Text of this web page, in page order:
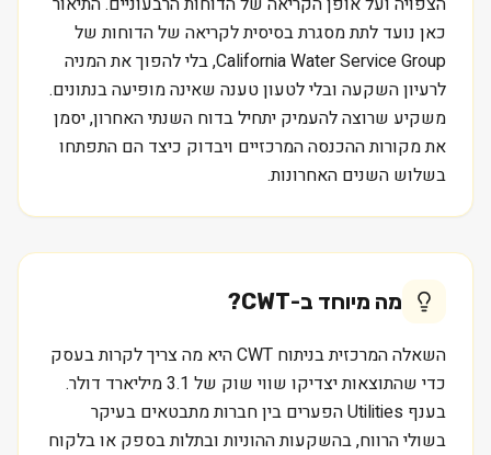
כאן נועד לתת מסגרת בסיסית לקריאה של הדוחות של
California Water Service Group, בלי להפוך את המניה
לרעיון השקעה ובלי לטעון טענה שאינה מופיעה בנתונים.
משקיע שרוצה להעמיק יתחיל בדוח השנתי האחרון, יסמן
את מקורות ההכנסה המרכזיים ויבדוק כיצד הם התפתחו
בשלוש השנים האחרונות.
מה מיוחד ב-CWT
?
השאלה המרכזית בניתוח CWT היא מה צריך לקרות בעסק
כדי שהתוצאות יצדיקו שווי שוק של 3.1 מיליארד דולר.
בענף Utilities הפערים בין חברות מתבטאים בעיקר
בשולי הרווח, בהשקעות ההוניות ובתלות בספק או בלקוח